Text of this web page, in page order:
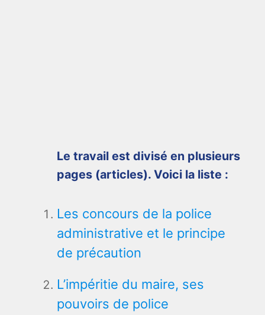
Le travail est divisé en plusieurs
pages (articles). Voici la liste :
Les concours de la police
administrative et le principe
de précaution
L’impéritie du maire, ses
pouvoirs de police